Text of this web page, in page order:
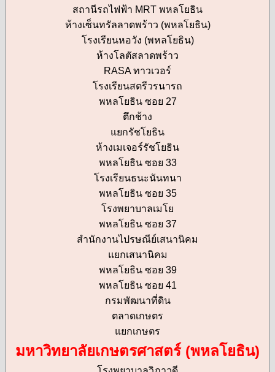
สถานีรถไฟฟ้า MRT พหลโยธิน
ห้างเซ็นทรัลลาดพร้าว (พหลโยธิน)
โรงเรียนหอวัง (พหลโยธิน)
ห้างโลตัสลาดพร้าว
RASA ทาวเวอร์
โรงเรียนสตรีวรนารถ
พหลโยธิน ซอย 27
ตึกช้าง
แยกรัชโยธิน
ห้างเมเจอร์รัชโยธิน
พหลโยธิน ซอย 33
โรงเรียนธนะนันทนา
พหลโยธิน ซอย 35
โรงพยาบาลเมโย
พหลโยธิน ซอย 37
สำนักงานไปรษณีย์เสนานิคม
แยกเสนานิคม
พหลโยธิน ซอย 39
พหลโยธิน ซอย 41
กรมพัฒนาที่ดิน
ตลาดเกษตร
แยกเกษตร
มหาวิทยาลัยเกษตรศาสตร์ (พหลโยธิน)